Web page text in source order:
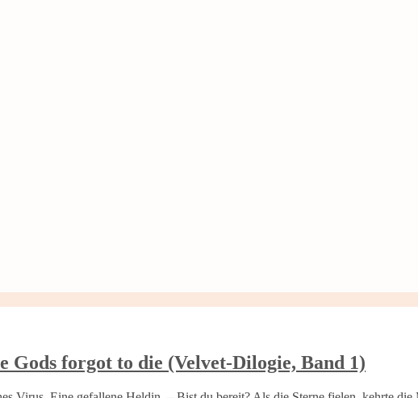
Gods forgot to die (Velvet-Dilogie, Band 1)